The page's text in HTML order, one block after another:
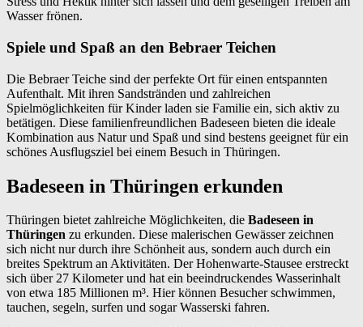
Wasser frönen.
Spiele und Spaß an den Bebraer Teichen
Die Bebraer Teiche sind der perfekte Ort für einen entspannten
Aufenthalt. Mit ihren Sandstränden und zahlreichen
Spielmöglichkeiten für Kinder laden sie Familie ein, sich aktiv zu
betätigen. Diese familienfreundlichen Badeseen bieten die ideale
Kombination aus Natur und Spaß und sind bestens geeignet für ein
schönes Ausflugsziel bei einem Besuch in Thüringen.
Badeseen in Thüringen erkunden
Thüringen bietet zahlreiche Möglichkeiten, die Badeseen in
Thüringen zu erkunden. Diese malerischen Gewässer zeichnen
sich nicht nur durch ihre Schönheit aus, sondern auch durch ein
breites Spektrum an Aktivitäten. Der Hohenwarte-Stausee erstreckt
sich über 27 Kilometer und hat ein beeindruckendes Wasserinhalt
von etwa 185 Millionen m³. Hier können Besucher schwimmen,
tauchen, segeln, surfen und sogar Wasserski fahren.